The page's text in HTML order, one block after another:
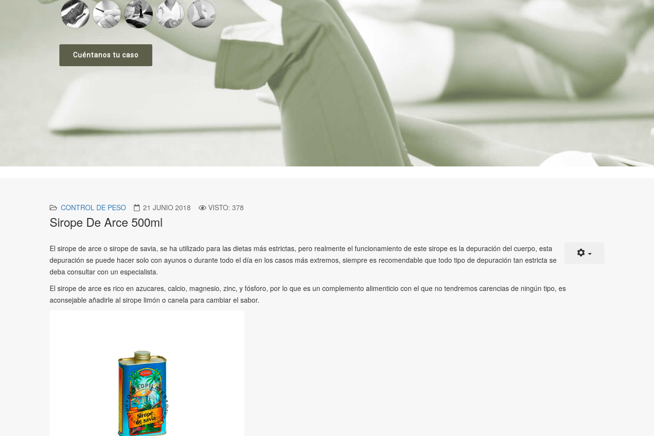
Cuéntanos tu caso
CONTROL DE PESO 21 JUNIO 2018 VISTO: 378
Sirope De Arce 500ml
El sirope de arce o sirope de savia, se ha utilizado para las dietas más estrictas, pero realmente el funcionamiento de este sirope es la depuración del cuerpo, esta
depuración se puede hacer solo con ayunos o durante todo el día en los casos más extremos, siempre es recomendable que todo tipo de depuración tan estricta se
deba consultar con un especialista.
El sirope de arce es rico en azucares, calcio, magnesio, zinc, y fósforo, por lo que es un complemento alimenticio con el que no tendremos carencias de ningún tipo, es
aconsejable añadirle al sirope limón o canela para cambiar el sabor.